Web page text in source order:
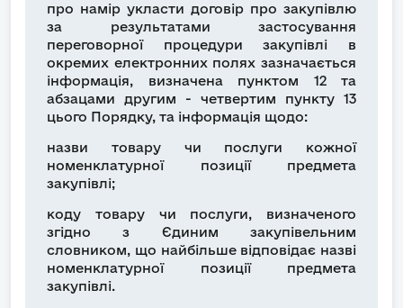
про намір укласти договір про закупівлю
за результатами застосування
переговорної процедури закупівлі в
окремих електронних полях зазначається
інформація, визначена пунктом 12 та
абзацами другим - четвертим пункту 13
цього Порядку, та інформація щодо:
назви товару чи послуги кожної
номенклатурної позиції предмета
закупівлі;
коду товару чи послуги, визначеного
згідно з Єдиним закупівельним
словником, що найбільше відповідає назві
номенклатурної позиції предмета
закупівлі.